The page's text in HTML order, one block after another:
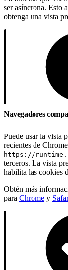
ser asíncrona. Esto
obtenga una vista
Navegadores
Puede usar la vista
recientes de
https://
terceros. La vista
habilita las cookies
Obtén más
para Chrome y